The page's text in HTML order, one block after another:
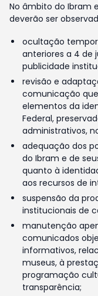
No âmbito do Ibram
deverão ser
ocultação
anteriores a 4 de
publicidade
revisão e
comunicação
elementos da
Federal,
administrativos,
adequação dos
do Ibram e de
quanto à
aos recursos de
suspensão da
institucionais de
manutenção
comunicados
informativos,
museus, à
programação
transparência;